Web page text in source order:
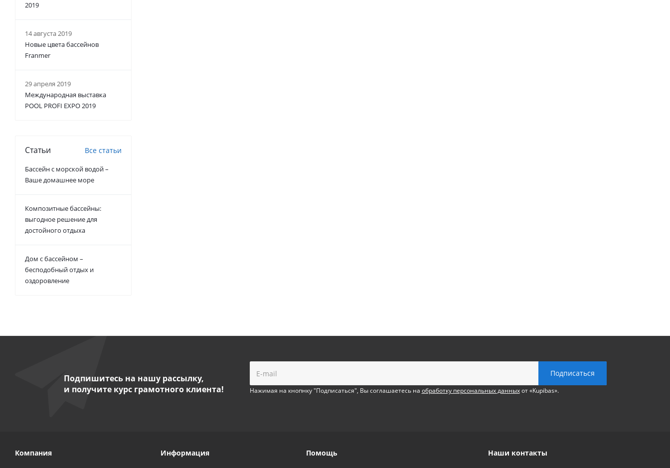
2019
14 августа 2019
Новые цвета бассейнов
Franmer
29 апреля 2019
Международная выставка
POOL PROFI EXPO 2019
Статьи Все статьи
Бассейн с морской водой –
Ваше домашнее море
Композитные бассейны:
выгодное решение для
достойного отдыха
Дом с бассейном –
бесподобный отдых и
оздоровление
Подпишитесь на нашу рассылку,
и получите курс грамотного клиента!
Нажимая на кнопнку "Подписаться", Вы соглашаетесь на обработку персональных данныхот «Kupibas».
Компания Информация Помощь Наши контакты